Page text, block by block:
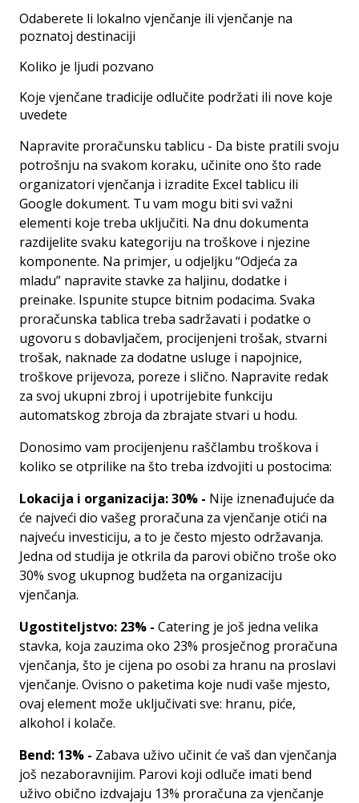
Odaberete li lokalno vjenčanje ili vjenčanje na
poznatoj destinaciji
Koliko je ljudi pozvano
Koje vjenčane tradicije odlučite podržati ili nove koje
uvedete
Napravite proračunsku tablicu - Da biste pratili svoju
potrošnju na svakom koraku, učinite ono što rade
organizatori vjenčanja i izradite Excel tablicu ili
Google dokument. Tu vam mogu biti svi važni
elementi koje treba uključiti. Na dnu dokumenta
razdijelite svaku kategoriju na troškove i njezine
komponente. Na primjer, u odjeljku “Odjeća za
mladu” napravite stavke za haljinu, dodatke i
preinake. Ispunite stupce bitnim podacima. Svaka
proračunska tablica treba sadržavati i podatke o
ugovoru s dobavljačem, procijenjeni trošak, stvarni
trošak, naknade za dodatne usluge i napojnice,
troškove prijevoza, poreze i slično. Napravite redak
za svoj ukupni zbroj i upotrijebite funkciju
automatskog zbroja da zbrajate stvari u hodu.
Donosimo vam procijenjenu raščlambu troškova i
koliko se otprilike na što treba izdvojiti u postocima:
Lokacija i organizacija: 30% - Nije iznenađujuće da
će najveći dio vašeg proračuna za vjenčanje otići na
najveću investiciju, a to je često mjesto održavanja.
Jedna od studija je otkrila da parovi obično troše oko
30% svog ukupnog budžeta na organizaciju
vjenčanja.
Ugostiteljstvo: 23% - Catering je još jedna velika
stavka, koja zauzima oko 23% prosječnog proračuna
vjenčanja, što je cijena po osobi za hranu na proslavi
vjenčanje. Ovisno o paketima koje nudi vaše mjesto,
ovaj element može uključivati sve: hranu, piće, ​​
alkohol i kolače.
Bend: 13% - Zabava uživo učinit će vaš dan vjenčanja
još nezaboravnijim. Parovi koji odluče imati bend
uživo obično izdvajaju 13% proračuna za vjenčanje